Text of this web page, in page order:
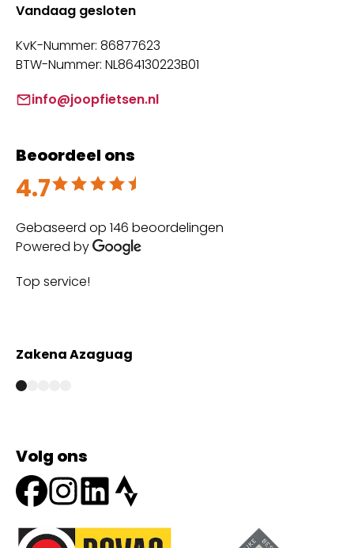
Vandaag gesloten
KvK-Nummer: 86877623
BTW-Nummer: NL864130223B01
info@joopfietsen.nl
Beoordeel ons
4.7
Beoordeeld met 4.7 uit 5
Gebaseerd op 146 beoordelingen
Powered by
Top service!
Zakena Azaguag
Volg ons
Onze partners